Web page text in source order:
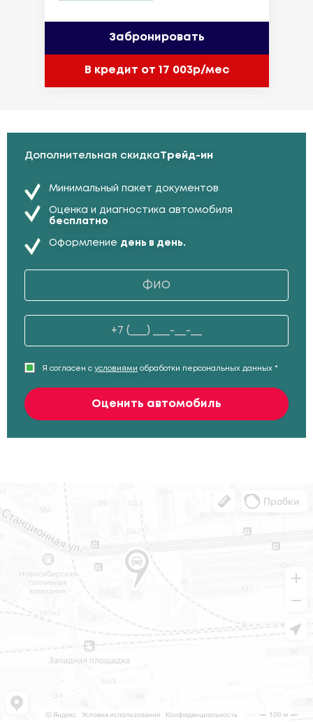
Забронировать
В кредит от 17 003р/мес
Дополнительная скидкаТрейд-ин
Минимальный пакет документов
Оценка и диагностика автомобиля
бесплатно
Оформление день в день.
Я согласен с условиями обработки персональных данных *
Оценить автомобиль